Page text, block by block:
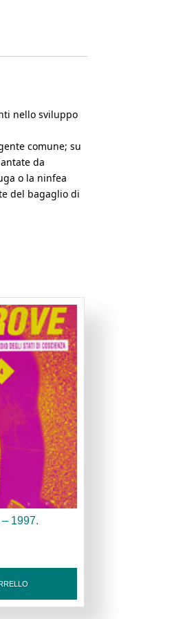
nello sviluppo
comune; su
da
o la ninfea
del bagaglio di
1997.